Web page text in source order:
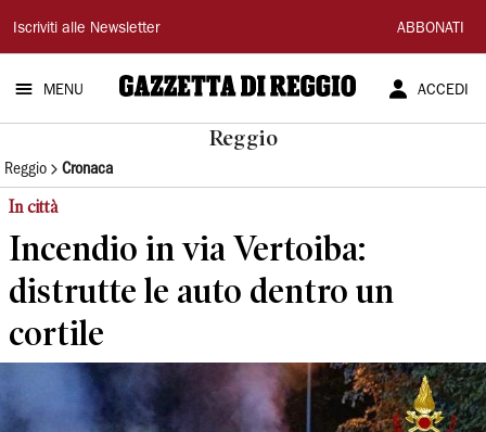
Gazzetta
di
Reggio
Iscriviti alle Newsletter ABBONATI
MENU ACCEDI
Reggio
Reggio Cronaca
In città
Incendio in via Vertoiba:
distrutte le auto dentro un
cortile